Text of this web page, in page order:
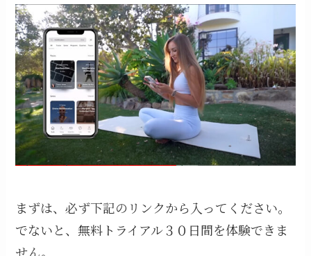
まずは、必ず下記のリンクから入ってください。
でないと、無料トライアル３０日間を体験できま
せん。